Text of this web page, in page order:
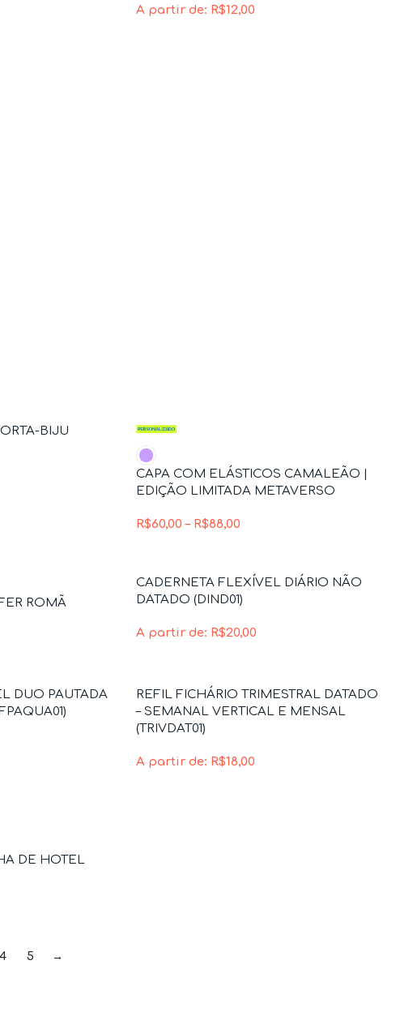
A partir de: R$12,00
BIJU
CAPA COM ELÁSTICOS CAMALEÃO |
EDIÇÃO LIMITADA METAVERSO
R$60,00 – R$88,00
ROMÃ
CADERNETA FLEXÍVEL DIÁRIO NÃO
DATADO (DIND01)
A partir de: R$20,00
DUO PAUTADA
REFIL FICHÁRIO TRIMESTRAL DATADO
– SEMANAL VERTICAL E MENSAL
(TRIVDAT01)
A partir de: R$18,00
DE HOTEL
4 5 →